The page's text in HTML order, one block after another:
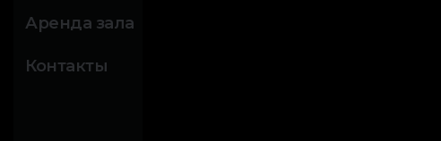
Аренда зала
Контакты